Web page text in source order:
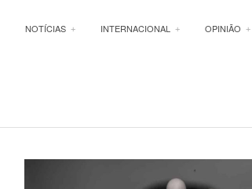
NOTÍCIAS INTERNACIONAL OPINIÃO